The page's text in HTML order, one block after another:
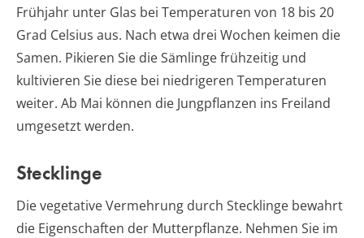
Frühjahr unter Glas bei Temperaturen von 18 bis 20
Grad Celsius aus. Nach etwa drei Wochen keimen die
Samen. Pikieren Sie die Sämlinge frühzeitig und
kultivieren Sie diese bei niedrigeren Temperaturen
weiter. Ab Mai können die Jungpflanzen ins Freiland
umgesetzt werden.
Stecklinge
Die vegetative Vermehrung durch Stecklinge bewahrt
die Eigenschaften der Mutterpflanze. Nehmen Sie im